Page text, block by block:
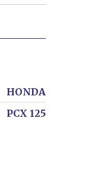
HONDA
PCX 125